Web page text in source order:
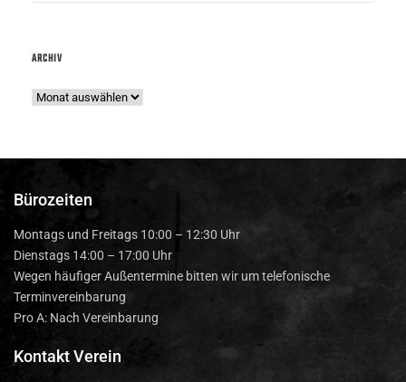
ARCHIV
Bürozeiten
Montags und Freitags 10:00 – 12:30 Uhr
Dienstags 14:00 – 17:00 Uhr
Wegen häufiger Außentermine bitten wir um telefonische
Terminvereinbarung
Pro A: Nach Vereinbarung
Kontakt Verein